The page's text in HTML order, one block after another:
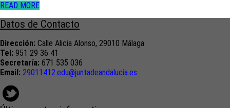
READ MORE
Datos de Contacto
Dirección: Calle Alicia Alonso, 29010 Málaga
Tel: 951 29 36 41
Secretaría: 671 535 036
Email: 29011412.edu@juntadeandalucia.es